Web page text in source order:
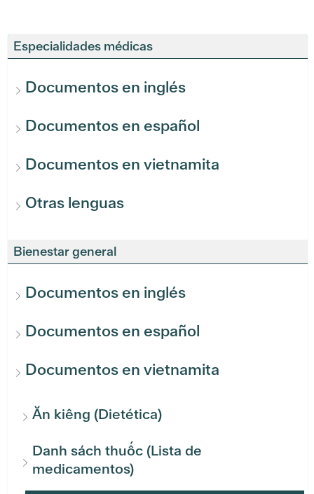
Especialidades médicas
Documentos en inglés
Documentos en español
Documentos en vietnamita
Otras lenguas
Bienestar general
Documentos en inglés
Documentos en español
Documentos en vietnamita
Ăn kiêng (Dietética)
Danh sách thuốc (Lista de
medicamentos)